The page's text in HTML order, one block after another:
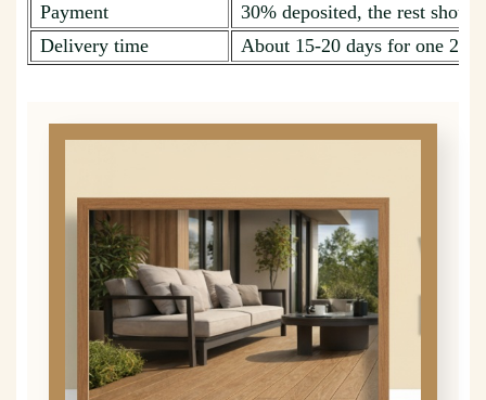
Payment
30% deposited, the rest
Delivery time
About 15-20 days for one 20ft